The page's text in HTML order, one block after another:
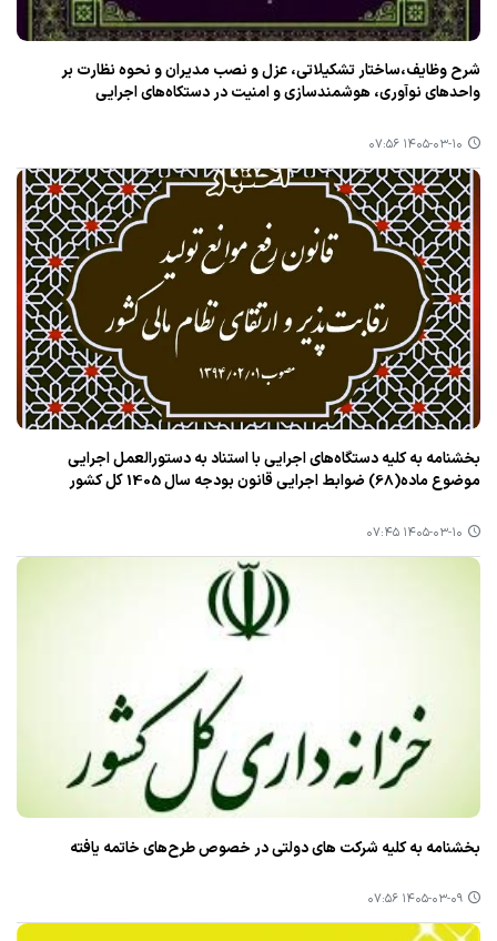
شرح وظایف،ساختار تشکیلاتی، عزل و نصب مدیران و نحوه نظارت بر
واحدهای نوآوری، هوشمندسازی و امنیت در دستکاه‌های اجرایی
۱۴۰۵-۰۳-۱۰ ۰۷:۵۶
بخشنامه به کلیه دستگاه‌های اجرایی با استناد به دستورالعمل اجرایی
موضوع ماده(68) ضوابط اجرایی قانون بودجه سال 1405 کل کشور
۱۴۰۵-۰۳-۱۰ ۰۷:۴۵
بخشنامه به کلیه شرکت های دولتی در خصوص طرح‌های خاتمه یافته
۱۴۰۵-۰۳-۰۹ ۰۷:۵۶